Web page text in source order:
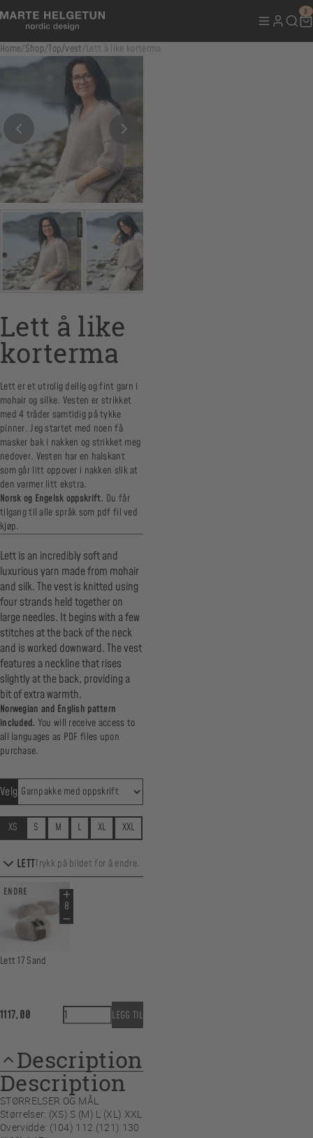
0
Home/Shop/Top/vest/Lett å like korterma
Lett å like
korterma
Lett er et utrolig deilig og fint garn i
mohair og silke. Vesten er strikket
med 4 tråder samtidig på tykke
pinner. Jeg startet med noen få
masker bak i nakken og strikket meg
nedover. Vesten har en halskant
som går litt oppover i nakken slik at
den varmer litt ekstra.
Norsk og Engelsk oppskrift. Du får
tilgang til alle språk som pdf fil ved
kjøp.
Lett is an incredibly soft and
luxurious yarn made from mohair
and silk. The vest is knitted using
four strands held together on
large needles. It begins with a few
stitches at the back of the neck
and is worked downward. The vest
features a neckline that rises
slightly at the back, providing a
bit of extra warmth.
Norwegian and English pattern
included. You will receive access to
all languages as PDF files upon
purchase.
Velg
XS S M L XL XXL
LETTTrykk på bildet for å endre.
ENDRE
Lett 17 Sand
1117,00 Lett å like korterma quantity
LEGG TIL
Description
Description
STØRRELSER OG MÅL
Størrelser: (XS) S (M) L (XL) XXL
Overvidde: (104) 112 (121) 130